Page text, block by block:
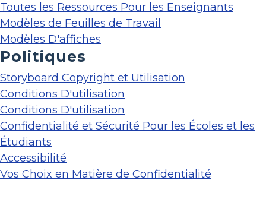
Toutes les Ressources Pour les Enseignants
Modèles de Feuilles de Travail
Modèles D'affiches
Politiques
Storyboard Copyright et Utilisation
Conditions D'utilisation
Conditions D'utilisation
Confidentialité et Sécurité Pour les Écoles et les
Étudiants
Accessibilité
Vos Choix en Matière de Confidentialité